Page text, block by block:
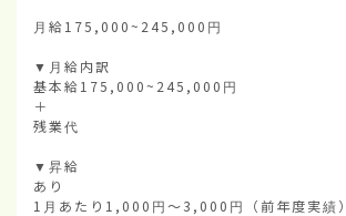
月給175,000~245,000円
▼月給内訳
基本給175,000~245,000円
＋
残業代
▼昇給
あり
1月あたり1,000円〜3,000円（前年度実績）